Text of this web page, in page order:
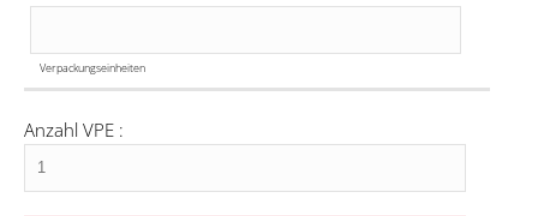
Verpackungseinheiten
Anzahl VPE :